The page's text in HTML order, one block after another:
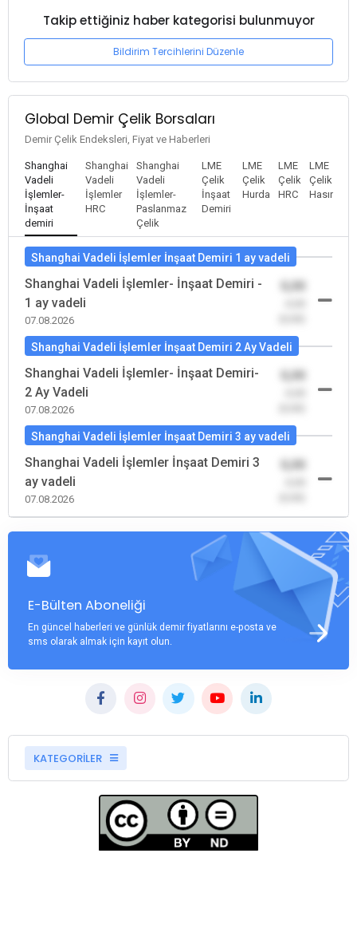
Takip ettiğiniz haber kategorisi bulunmuyor
Bildirim Tercihlerini Düzenle
Global Demir Çelik Borsaları
Demir Çelik Endeksleri, Fiyat ve Haberleri
Shanghai
Vadeli
İşlemler-
İnşaat
demiri
Shanghai
Vadeli
İşlemler
HRC
Shanghai
Vadeli
İşlemler-
Paslanmaz
Çelik
LME
Çelik
İnşaat
Demiri
LME
Çelik
Hurda
LME
Çelik
HRC
LME
Çelik
Hasır
Shanghai Vadeli İşlemler İnşaat Demiri 1 ay vadeli
Shanghai Vadeli İşlemler- İnşaat Demiri -
1 ay vadeli
07.08.2026
0,00
Shanghai Vadeli İşlemler İnşaat Demiri 2 Ay Vadeli
Shanghai Vadeli İşlemler- İnşaat Demiri-
2 Ay Vadeli
07.08.2026
0,00
Shanghai Vadeli İşlemler İnşaat Demiri 3 ay vadeli
Shanghai Vadeli İşlemler İnşaat Demiri 3
ay vadeli
07.08.2026
0,00
E-Bülten Aboneliği
En güncel haberleri ve günlük demir fiyatlarını e-posta ve
sms olarak almak için kayıt olun.
KATEGORİLER